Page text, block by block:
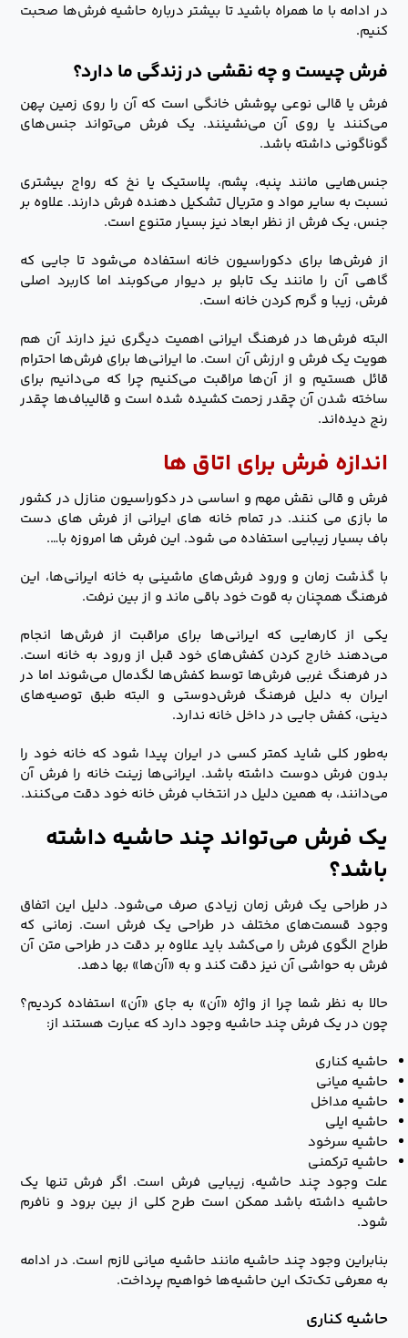
در ادامه با ما همراه باشید تا بیشتر درباره حاشیه فرش‌ها صحبت
کنیم.
فرش چیست و چه نقشی در زندگی ما دارد؟
فرش یا قالی نوعی پوشش خانگی است که آن را روی زمین پهن
می‌کنند یا روی آن می‌نشینند. یک فرش می‌تواند جنس‌های
گوناگونی داشته باشد.
جنس‌هایی مانند پنبه، پشم، پلاستیک یا نخ که رواج بیشتری
نسبت به سایر مواد و متریال تشکیل دهنده فرش دارند. علاوه بر
جنس، یک فرش از نظر ابعاد نیز بسیار متنوع است.
از فرش‌ها برای دکوراسیون خانه استفاده می‌شود تا جایی که
گاهی آن را مانند یک تابلو بر دیوار می‌کوبند اما کاربرد اصلی
فرش، زیبا و گرم کردن خانه است.
البته فرش‌ها در فرهنگ ایرانی اهمیت دیگری نیز دارند آن هم
هویت یک فرش و ارزش آن است. ما ایرانی‌ها برای فرش‌ها احترام
قائل هستیم و از آن‌ها مراقبت می‌کنیم چرا که می‌دانیم برای
ساخته شدن آن چقدر زحمت کشیده شده است و قالیباف‌ها چقدر
رنج دیده‌اند.
اندازه فرش برای اتاق ها
فرش و قالی نقش مهم و اساسی در دکوراسیون منازل در کشور
ما بازی می کنند. در تمام خانه های ایرانی از فرش های دست
باف بسیار زیبایی استفاده می شود. این فرش ها امروزه با….
با گذشت زمان و ورود فرش‌های ماشینی به خانه ایرانی‌ها، این
فرهنگ همچنان به قوت خود باقی ماند و از بین نرفت.
یکی از کارهایی که ایرانی‌ها برای مراقبت از فرش‌ها انجام
می‌دهند خارج کردن کفش‌های خود قبل از ورود به خانه است.
در فرهنگ غربی فرش‌ها توسط کفش‌ها لگدمال می‌شوند اما در
ایران به دلیل فرهنگ فرش‌دوستی و البته طبق توصیه‌های
دینی، کفش جایی در داخل خانه ندارد.
به‌طور کلی شاید کمتر کسی در ایران پیدا شود که خانه خود را
بدون فرش دوست داشته باشد. ایرانی‌ها زینت خانه را فرش آن
می‌دانند، به همین دلیل در انتخاب فرش خانه خود دقت می‌کنند.
یک فرش می‌تواند چند حاشیه داشته
باشد؟
در طراحی یک فرش زمان زیادی صرف می‌شود. دلیل این اتفاق
وجود قسمت‌های مختلف در طراحی یک فرش است. زمانی که
طراح الگوی فرش را می‌کشد باید علاوه بر دقت در طراحی متن آن
فرش به حواشی آن نیز دقت کند و به «آن‌ها» بها دهد.
حالا به نظر شما چرا از واژه «آن‌» به جای «آن» استفاده کردیم؟
چون در یک فرش چند حاشیه وجود دارد که عبارت هستند از:
حاشیه کناری
حاشیه میانی
حاشیه مداخل
حاشیه ایلی
حاشیه سرخود
حاشیه ترکمنی
علت وجود چند حاشیه، زیبایی فرش است. اگر فرش تنها یک
حاشیه داشته باشد ممکن است طرح کلی از بین برود و نافرم
شود.
بنابراین وجود چند حاشیه مانند حاشیه میانی لازم است. در ادامه
به معرفی تک‌تک این حاشیه‌ها خواهیم پرداخت.
حاشیه کناری